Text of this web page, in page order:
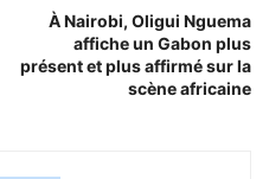
À Nairobi, Oligui Nguema
affiche un Gabon plus
présent et plus affirmé sur la
scène africaine